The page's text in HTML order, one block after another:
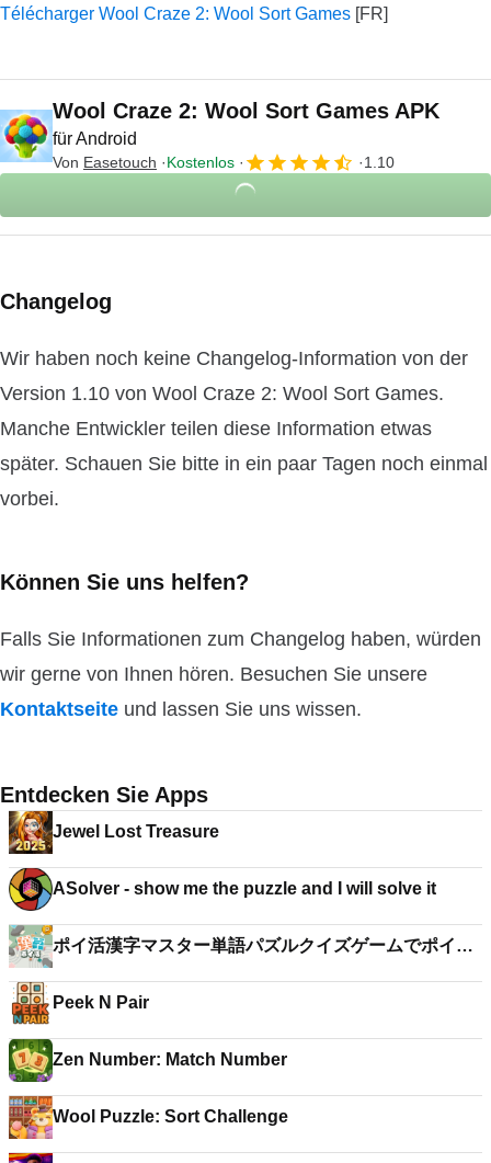
Télécharger Wool Craze 2: Wool Sort Games
Wool Craze 2: Wool Sort Games APK
für Android
Von Easetouch Kostenlos 1.10
Changelog
Wir haben noch keine Changelog-Information von der
Version 1.10 von Wool Craze 2: Wool Sort Games.
Manche Entwickler teilen diese Information etwas
später. Schauen Sie bitte in ein paar Tagen noch einmal
vorbei.
Können Sie uns helfen?
Falls Sie Informationen zum Changelog haben, würden
wir gerne von Ihnen hören. Besuchen Sie unsere
Kontaktseite und lassen Sie uns wissen.
Entdecken Sie Apps
Jewel Lost Treasure
ASolver - show me the puzzle and I will solve it
ポイ活漢字マスター単語パズルクイズゲームでポイン
Peek N Pair
Zen Number: Match Number
Wool Puzzle: Sort Challenge